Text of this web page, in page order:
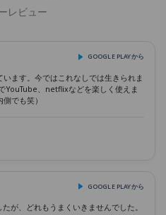
レビュー
GOOGLE PLAYから
ます。今ではこれなしでは生きられま
YouTube、netflixなどを楽しく使えま
でも笑）
GOOGLE PLAYから
が、どれもうまくいきませんでした。